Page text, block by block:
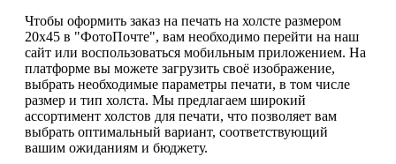
Чтобы оформить заказ на печать на холсте размером
20х45 в "ФотоПочте", вам необходимо перейти на наш
сайт или воспользоваться мобильным приложением. На
платформе вы можете загрузить своё изображение,
выбрать необходимые параметры печати, в том числе
размер и тип холста. Мы предлагаем широкий
ассортимент холстов для печати, что позволяет вам
выбрать оптимальный вариант, соответствующий
вашим ожиданиям и бюджету.